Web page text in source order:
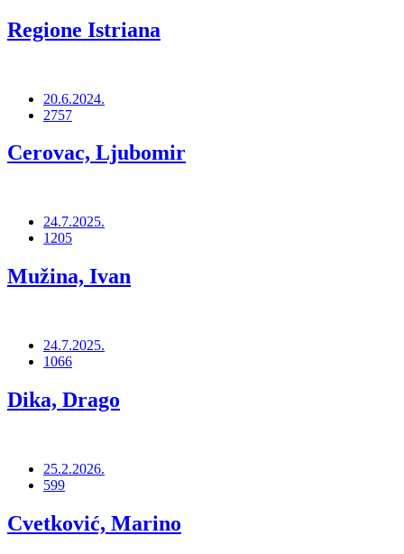
Regione Istriana
20.6.2024.
2757
Cerovac, Ljubomir
24.7.2025.
1205
Mužina, Ivan
24.7.2025.
1066
Dika, Drago
25.2.2026.
599
Cvetković, Marino